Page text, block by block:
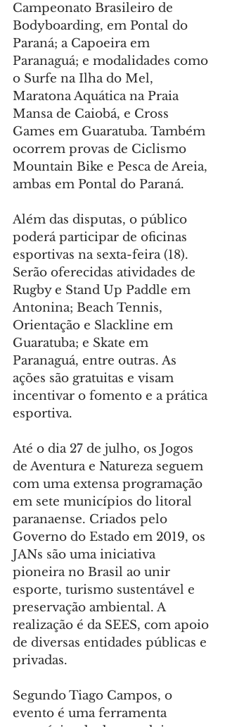
Campeonato Brasileiro de
Bodyboarding, em Pontal do
Paraná; a Capoeira em
Paranaguá; e modalidades como
o Surfe na Ilha do Mel,
Maratona Aquática na Praia
Mansa de Caiobá, e Cross
Games em Guaratuba. Também
ocorrem provas de Ciclismo
Mountain Bike e Pesca de Areia,
ambas em Pontal do Paraná.
Além das disputas, o público
poderá participar de oficinas
esportivas na sexta-feira (18).
Serão oferecidas atividades de
Rugby e Stand Up Paddle em
Antonina; Beach Tennis,
Orientação e Slackline em
Guaratuba; e Skate em
Paranaguá, entre outras. As
ações são gratuitas e visam
incentivar o fomento e a prática
esportiva.
Até o dia 27 de julho, os Jogos
de Aventura e Natureza seguem
com uma extensa programação
em sete municípios do litoral
paranaense. Criados pelo
Governo do Estado em 2019, os
JANs são uma iniciativa
pioneira no Brasil ao unir
esporte, turismo sustentável e
preservação ambiental. A
realização é da SEES, com apoio
de diversas entidades públicas e
privadas.
Segundo Tiago Campos, o
evento é uma ferramenta